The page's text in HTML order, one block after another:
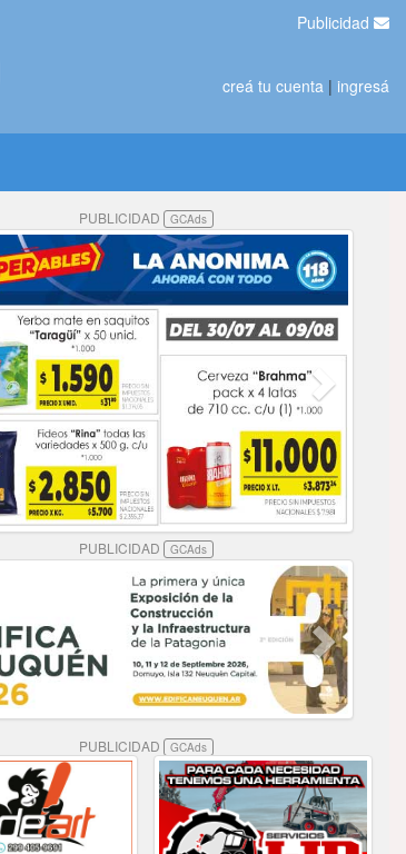
Publicidad
creá tu cuenta | ingresá
PUBLICIDAD GCAds
PUBLICIDAD GCAds
PUBLICIDAD GCAds